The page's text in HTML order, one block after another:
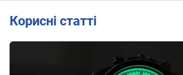
Корисні статті